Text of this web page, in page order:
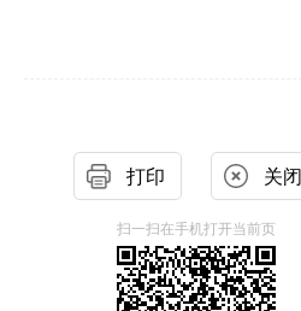
打印 关闭
扫一扫在手机打开当前页